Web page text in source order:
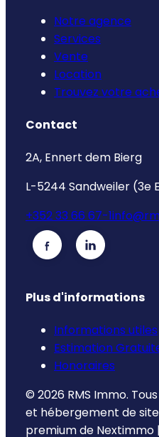
Notre agence
Services
Vente
Location
Trouvez votre
Contact
2A, Ennert dem Bierg
L-5244 Sandweiler (3e
+352 33 66 67-1
Plus d'informations
Informations utiles
Estimation
Honoraires
© 2026 RMS Immo.
et hébergement de
premium de Nextimmo |